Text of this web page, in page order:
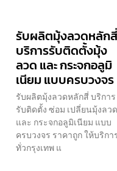
รับผลิตมุ้งลวดหลักสี่
บริการรับติดตั้งมุ้ง
ลวด และ กระจกอลูมิ
เนียม แบบครบวงจร
รับผลิตมุ้งลวดหลักสี่ บริการ
รับติดตั้ง ซ่อม เปลี่ยนมุ้งลวด
และ กระจกอลูมิเนียม แบบ
ครบวงจร ราคาถูก ให้บริกา
ทั่วกรุงเทพ แ